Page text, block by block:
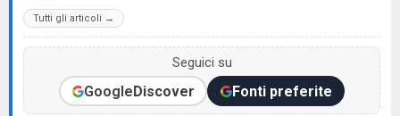
Tutti gli articoli →
Seguici su
GoogleDiscover Fonti preferite